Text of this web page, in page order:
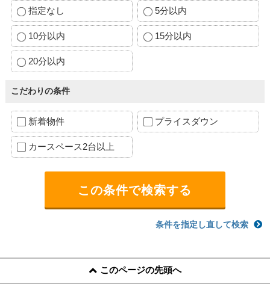
指定なし 5分以内
10分以内 15分以内
20分以内
こだわりの条件
新着物件 プライスダウン
カースペース2台以上
条件を指定し直して検索
このページの先頭へ